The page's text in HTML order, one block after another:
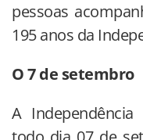
pessoas
195 anos da
O 7 de setembro
A